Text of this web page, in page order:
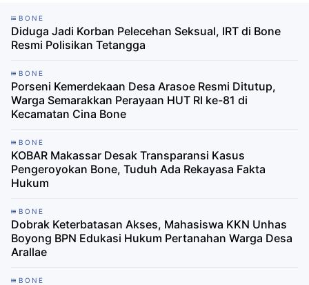
BONE
Diduga Jadi Korban Pelecehan Seksual, IRT di Bone
Resmi Polisikan Tetangga
BONE
Porseni Kemerdekaan Desa Arasoe Resmi Ditutup,
Warga Semarakkan Perayaan HUT RI ke-81 di
Kecamatan Cina Bone
BONE
KOBAR Makassar Desak Transparansi Kasus
Pengeroyokan Bone, Tuduh Ada Rekayasa Fakta
Hukum
BONE
Dobrak Keterbatasan Akses, Mahasiswa KKN Unhas
Boyong BPN Edukasi Hukum Pertanahan Warga Desa
Arallae
BONE